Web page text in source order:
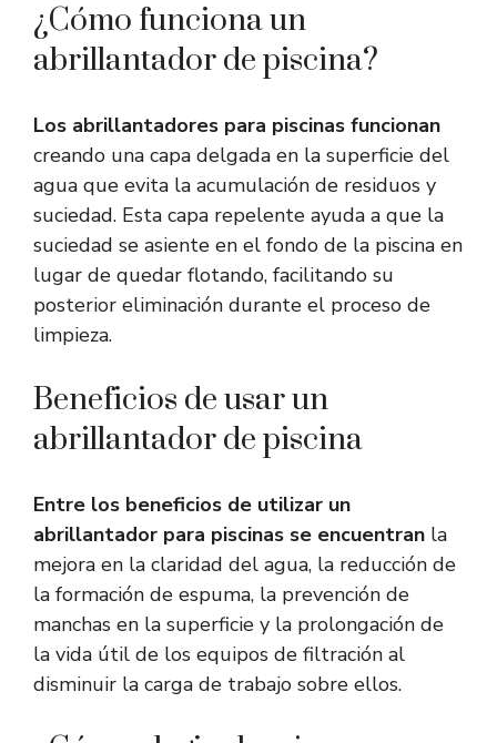
¿Cómo funciona un
abrillantador de piscina?
Los abrillantadores para piscinas funcionan
creando una capa delgada en la superficie del
agua que evita la acumulación de residuos y
suciedad. Esta capa repelente ayuda a que la
suciedad se asiente en el fondo de la piscina en
lugar de quedar flotando, facilitando su
posterior eliminación durante el proceso de
limpieza.
Beneficios de usar un
abrillantador de piscina
Entre los beneficios de utilizar un
abrillantador para piscinas se encuentran la
mejora en la claridad del agua, la reducción de
la formación de espuma, la prevención de
manchas en la superficie y la prolongación de
la vida útil de los equipos de filtración al
disminuir la carga de trabajo sobre ellos.